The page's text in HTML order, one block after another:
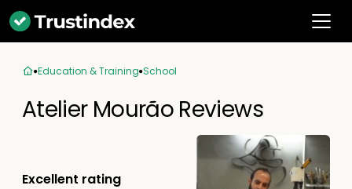
Education & Training School
Atelier Mourão Reviews
Excellent rating